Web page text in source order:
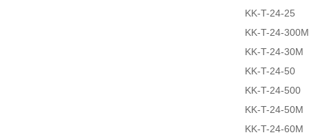
KK-T-24-25
KK-T-24-300M
KK-T-24-30M
KK-T-24-50
KK-T-24-500
KK-T-24-50M
KK-T-24-60M